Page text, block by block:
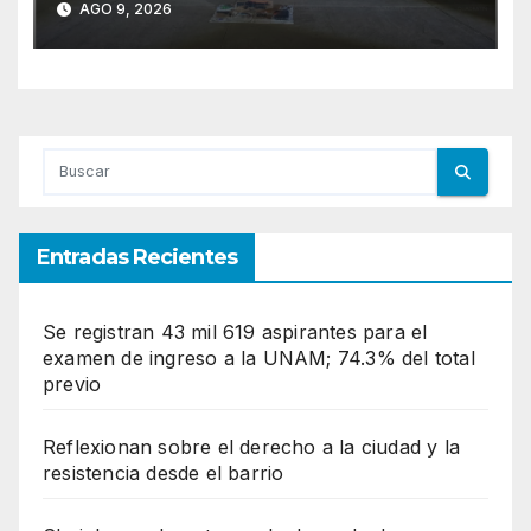
AGO 9, 2026
Entradas Recientes
Se registran 43 mil 619 aspirantes para el
examen de ingreso a la UNAM; 74.3% del total
previo
Reflexionan sobre el derecho a la ciudad y la
resistencia desde el barrio